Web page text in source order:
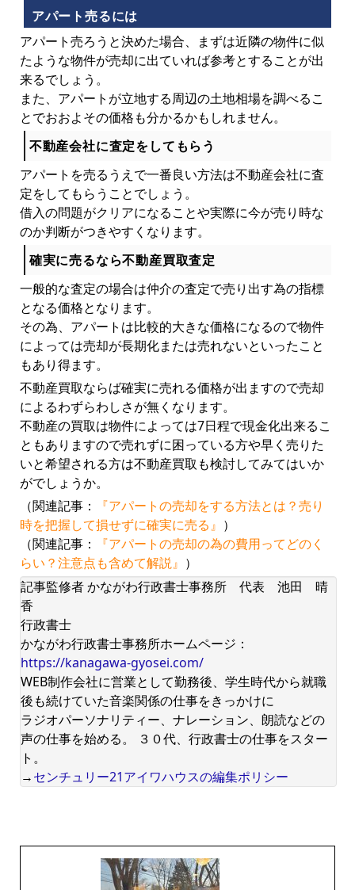
アパート売るには
アパート売ろうと決めた場合、まずは近隣の物件に似
たような物件が売却に出ていれば参考とすることが出
来るでしょう。
また、アパートが立地する周辺の土地相場を調べるこ
とでおおよその価格も分かるかもしれません。
不動産会社に査定をしてもらう
アパートを売るうえで一番良い方法は不動産会社に査
定をしてもらうことでしょう。
借入の問題がクリアになることや実際に今が売り時な
のか判断がつきやすくなります。
確実に売るなら不動産買取査定
一般的な査定の場合は仲介の査定で売り出す為の指標
となる価格となります。
その為、アパートは比較的大きな価格になるので物件
によっては売却が長期化または売れないといったこと
もあり得ます。
不動産買取ならば確実に売れる価格が出ますので売却
によるわずらわしさが無くなります。
不動産の買取は物件によっては7日程で現金化出来るこ
ともありますので売れずに困っている方や早く売りた
いと希望される方は不動産買取も検討してみてはいか
がでしょうか。
（関連記事：
『アパートの売却をする方法とは？売り
時を把握して損せずに確実に売る』 ）
（関連記事：
『アパートの売却の為の費用ってどのく
らい？注意点も含めて解説』 ）
記事監修者 かながわ行政書士事務所 代表 池田 晴
香
行政書士
かながわ行政書士事務所ホームページ：
https://kanagawa-gyosei.com/
WEB制作会社に営業として勤務後、学生時代から就職
後も続けていた音楽関係の仕事をきっかけに
ラジオパーソナリティー、ナレーション、朗読などの
声の仕事を始める。 ３０代、行政書士の仕事をスター
ト。
→センチュリー21アイワハウスの編集ポリシー